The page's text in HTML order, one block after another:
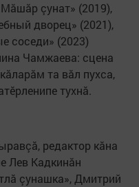
çунат» (2019),
дворец» (2021),
соседи» (2023)
Чамжаева: сцена
та вăл пухса,
тухнă.
редактор кăна
Лев Кадкинăн
çунашка», Дмитрий